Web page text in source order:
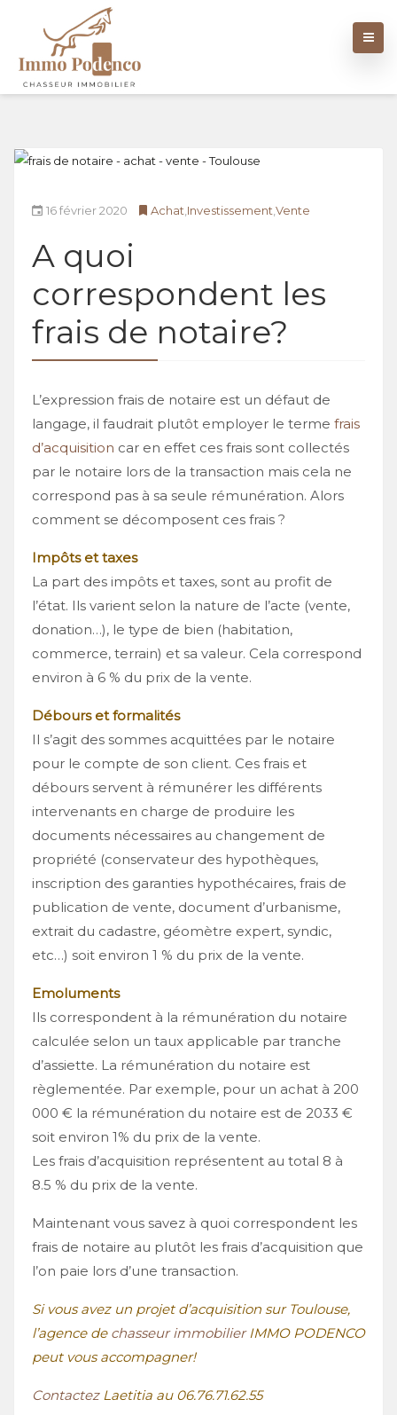
16 février 2020 Achat Investissement Vente
A quoi
correspondent les
frais de notaire?
L’expression frais de notaire est un défaut de
langage, il faudrait plutôt employer le terme frais
d’acquisition car en effet ces frais sont collectés
par le notaire lors de la transaction mais cela ne
correspond pas à sa seule rémunération. Alors
comment se décomposent ces frais ?
Impôts et taxes
La part des impôts et taxes, sont au profit de
l’état. Ils varient selon la nature de l’acte (vente,
donation…), le type de bien (habitation,
commerce, terrain) et sa valeur. Cela correspond
environ à 6 % du prix de la vente.
Débours et formalités
Il s’agit des sommes acquittées par le notaire
pour le compte de son client. Ces frais et
débours servent à rémunérer les différents
intervenants en charge de produire les
documents nécessaires au changement de
propriété (conservateur des hypothèques,
inscription des garanties hypothécaires, frais de
publication de vente, document d’urbanisme,
extrait du cadastre, géomètre expert, syndic,
etc…) soit environ 1 % du prix de la vente.
Emoluments
Ils correspondent à la rémunération du notaire
calculée selon un taux applicable par tranche
d’assiette. La rémunération du notaire est
règlementée. Par exemple, pour un achat à 200
000 € la rémunération du notaire est de 2033 €
soit environ 1% du prix de la vente.
Les frais d’acquisition représentent au total 8 à
8.5 % du prix de la vente.
Maintenant vous savez à quoi correspondent les
frais de notaire au plutôt les frais d’acquisition que
l’on paie lors d’une transaction.
Si vous avez un projet d’acquisition sur Toulouse,
l’agence de chasseur immobilier IMMO PODENCO
peut vous accompagner!
ContactezLaetitia au 06.76.71.62.55